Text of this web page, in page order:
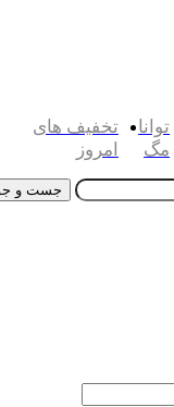
توانا
مگ
تخفیف های
امروز
جست و